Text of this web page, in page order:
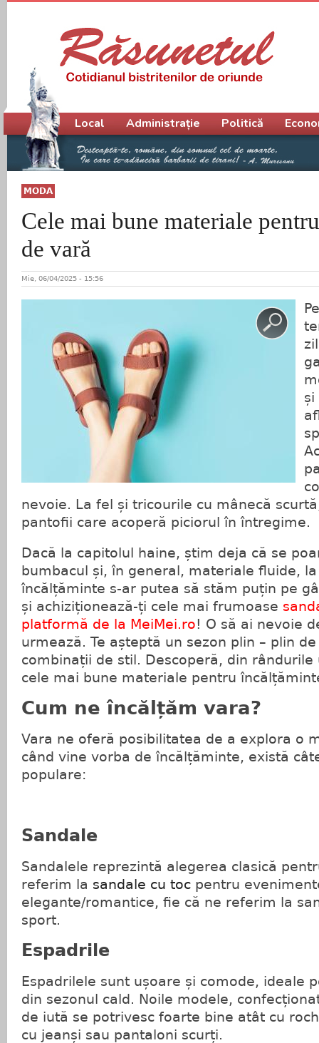
MODA
Cele mai bune materiale
de vară
Mie, 06/04/2025 - 15:56
și
nevoie. La fel și tricourile cu mânecă
pantofii care acoperă piciorul în întregime.
Dacă la capitolul haine, știm deja că se
bumbacul și, în general, materiale fluide,
încălțăminte s-ar putea să stăm puțin pe
și achiziționează-ți cele mai frumoase
platformă de la MeiMei.ro! O să ai nevoie
urmează. Te așteptă un sezon plin – plin
combinații de stil. Descoperă, din
cele mai bune materiale pentru
Cum ne încălțăm vara?
Vara ne oferă posibilitatea de a explora o
când vine vorba de încălțăminte, există
populare:
Sandale
Sandalele reprezintă alegerea clasică
referim la sandale cu toc pentru
elegante/romantice, fie că ne referim la
sport.
Espadrile
Espadrilele sunt ușoare și comode, ideale
din sezonul cald. Noile modele,
de iută se potrivesc foarte bine atât cu
cu jeanși sau pantaloni scurți.
Meniu principal
Local Administrație Politică